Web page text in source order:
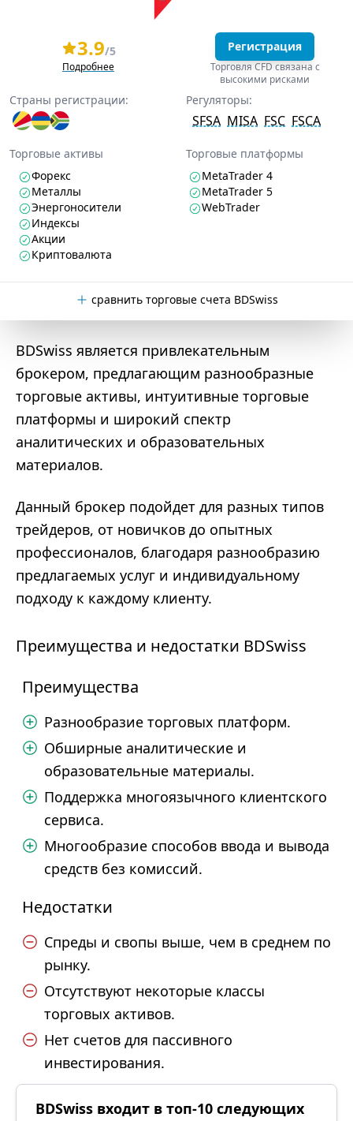
3.9/5
Подробнее
Регистрация
Торговля CFD связана с
высокими рисками
Страны регистрации: Регуляторы:
SFSA MISA FSC FSCA
Торговые активы
Форекс
Металлы
Энергоносители
Индексы
Акции
Криптовалюта
Торговые платформы
MetaTrader 4
MetaTrader 5
WebTrader
сравнить торговые счета BDSwiss
BDSwiss является привлекательным
брокером, предлагающим разнообразные
торговые активы, интуитивные торговые
платформы и широкий спектр
аналитических и образовательных
материалов.
Данный брокер подойдет для разных типов
трейдеров, от новичков до опытных
профессионалов, благодаря разнообразию
предлагаемых услуг и индивидуальному
подходу к каждому клиенту.
Преимущества и недостатки BDSwiss
Преимущества
Разнообразие торговых платформ.
Обширные аналитические и
образовательные материалы.
Поддержка многоязычного клиентского
сервиса.
Многообразие способов ввода и вывода
средств без комиссий.
Недостатки
Спреды и свопы выше, чем в среднем по
рынку.
Отсутствуют некоторые классы
торговых активов.
Нет счетов для пассивного
инвестирования.
BDSwiss входит в топ-10 следующих